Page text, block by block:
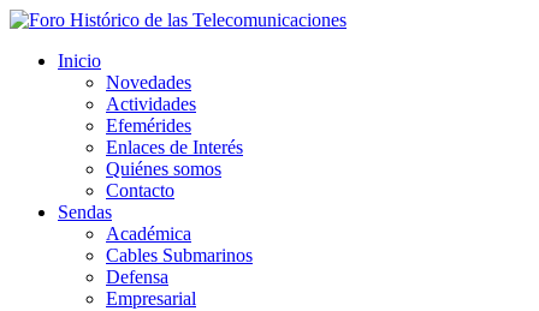
Inicio
Novedades
Actividades
Efemérides
Enlaces de Interés
Quiénes somos
Contacto
Sendas
Académica
Cables Submarinos
Defensa
Empresarial